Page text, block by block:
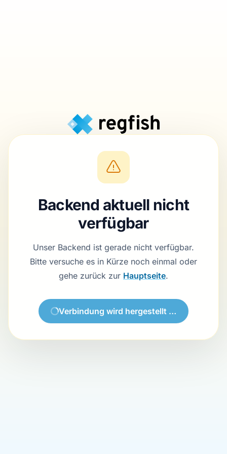
Backend aktuell nicht
verfügbar
Unser Backend ist gerade nicht verfügbar.
Bitte versuche es in Kürze noch einmal oder
gehe zurück zur Hauptseite.
Verbindung wird hergestellt …